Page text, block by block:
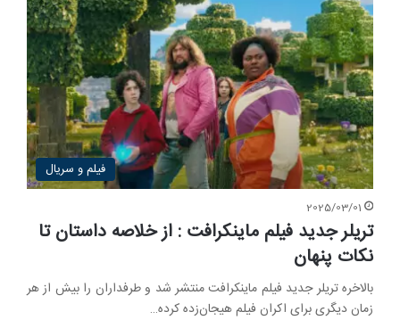
فیلم و سریال
2025/03/01
تریلر جدید فیلم ماینکرافت : از خلاصه داستان تا
نکات پنهان
بالاخره تریلر جدید فیلم ماینکرافت منتشر شد و طرفداران را بیش از هر
زمان دیگری برای اکران فیلم هیجان‌زده کرده…